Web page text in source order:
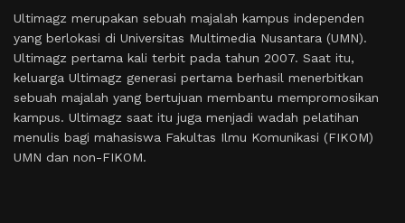
Ultimagz merupakan sebuah majalah kampus independen
yang berlokasi di Universitas Multimedia Nusantara (UMN).
Ultimagz pertama kali terbit pada tahun 2007. Saat itu,
keluarga Ultimagz generasi pertama berhasil menerbitkan
sebuah majalah yang bertujuan membantu mempromosikan
kampus. Ultimagz saat itu juga menjadi wadah pelatihan
menulis bagi mahasiswa Fakultas Ilmu Komunikasi (FIKOM)
UMN dan non-FIKOM.